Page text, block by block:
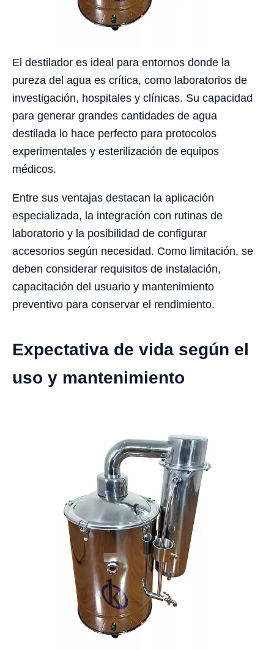
El destilador es ideal para entornos donde la
pureza del agua es crítica, como laboratorios de
investigación, hospitales y clínicas. Su capacidad
para generar grandes cantidades de agua
destilada lo hace perfecto para protocolos
experimentales y esterilización de equipos
médicos.
Entre sus ventajas destacan la aplicación
especializada, la integración con rutinas de
laboratorio y la posibilidad de configurar
accesorios según necesidad. Como limitación, se
deben considerar requisitos de instalación,
capacitación del usuario y mantenimiento
preventivo para conservar el rendimiento.
Expectativa de vida según el
uso y mantenimiento